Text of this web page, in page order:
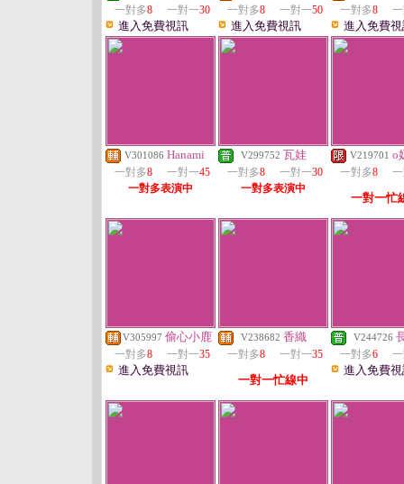
一對多8 一對一30
進入免費視訊
一對多8 一對一50
進入免費視訊
一對多8
進入免費
V301086 Hanami
一對多8 一對一45
一對多表演中
V299752 瓦娃
一對多8 一對一30
一對多表演中
V219701 o
一對多8
一對一忙
V305997 偷心小鹿
一對多8 一對一35
進入免費視訊
V238682 香織
一對多8 一對一35
一對一忙線中
V244726
一對多6
進入免費